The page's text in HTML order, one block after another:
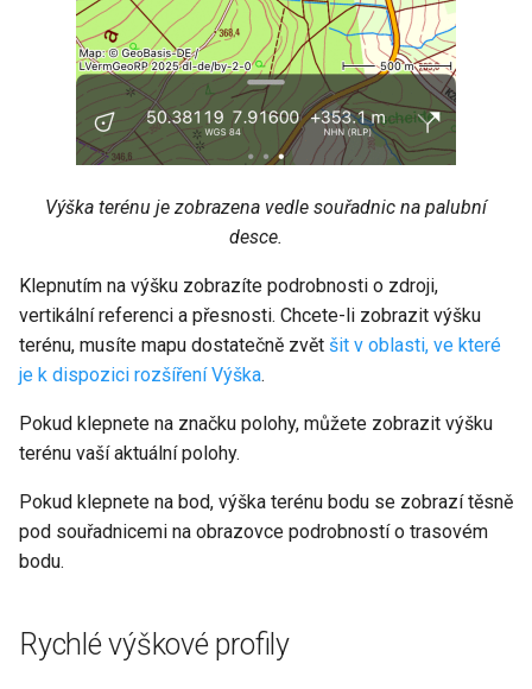
Výška terénu je zobrazena vedle souřadnic na palubní
desce.
Klepnutím na výšku zobrazíte podrobnosti o zdroji,
vertikální referenci a přesnosti. Chcete-li zobrazit výšku
terénu, musíte mapu dostatečně zvět šit v oblasti, ve které
je k dispozici rozšíření Výška.
Pokud klepnete na značku polohy, můžete zobrazit výšku
terénu vaší aktuální polohy.
Pokud klepnete na bod, výška terénu bodu se zobrazí těsně
pod souřadnicemi na obrazovce podrobností o trasovém
bodu.
Rychlé výškové profily